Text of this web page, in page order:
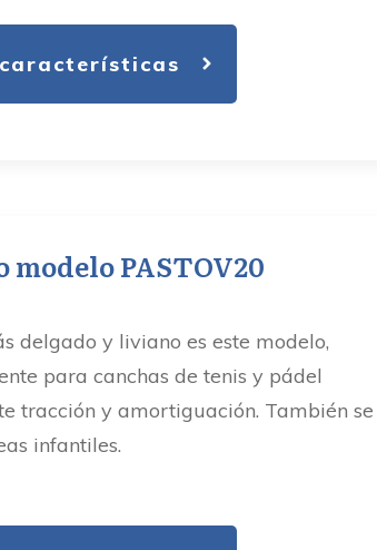
PASTOV20
delgado y liviano es este modelo,
para canchas de tenis y pádel
tracción y amortiguación. También se
infantiles.